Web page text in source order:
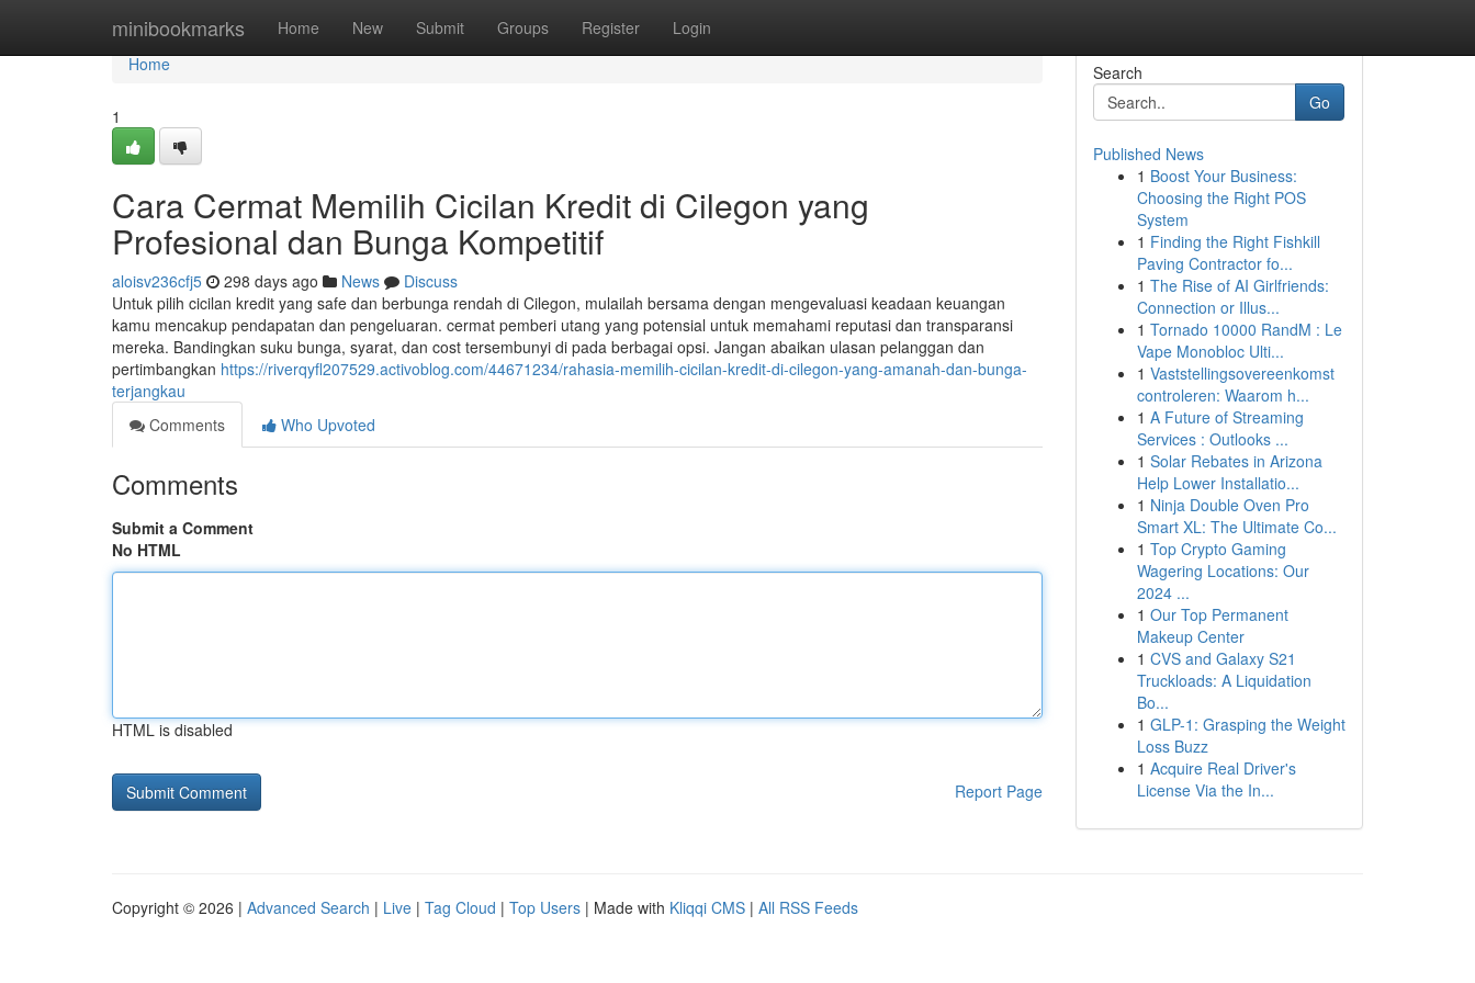
minibookmarks Home New Submit Groups Register Login
Home
Home
1
Cara Cermat Memilih Cicilan Kredit di Cilegon yang
Profesional dan Bunga Kompetitif
aloisv236cfj5 298 days ago News
Discuss
Untuk pilih cicilan kredit yang safe dan berbunga rendah di Cilegon, mulailah bersama dengan mengevaluasi keadaan keuangan
kamu mencakup pendapatan dan pengeluaran. cermat pemberi utang yang potensial untuk memahami reputasi dan transparansi
mereka. Bandingkan suku bunga, syarat, dan cost tersembunyi di pada berbagai opsi. Jangan abaikan ulasan pelanggan dan
pertimbangkan https://riverqyfl207529.activoblog.com/44671234/rahasia-memilih-cicilan-kredit-di-cilegon-yang-amanah-dan-bunga-
terjangkau
Comments
Who Upvoted
Comments
Submit a Comment
No HTML
HTML is disabled
Report Page
Search
Go
Published News
1 Boost Your Business:
Choosing the Right POS
System
1 Finding the Right Fishkill
Paving Contractor fo...
1 The Rise of AI Girlfriends:
Connection or Illus...
1 Tornado 10000 RandM : Le
Vape Monobloc Ulti...
1 Vaststellingsovereenkomst
controleren: Waarom h...
1 A Future of Streaming
Services : Outlooks ...
1 Solar Rebates in Arizona
Help Lower Installatio...
1 Ninja Double Oven Pro
Smart XL: The Ultimate Co...
1 Top Crypto Gaming
Wagering Locations: Our
2024 ...
1 Our Top Permanent
Makeup Center
1 CVS and Galaxy S21
Truckloads: A Liquidation
Bo...
1 GLP-1: Grasping the Weight
Loss Buzz
1 Acquire Real Driver's
License Via the In...
Copyright © 2026 | Advanced Search | Live | Tag Cloud | Top Users | Made with Kliqqi CMS | All RSS Feeds